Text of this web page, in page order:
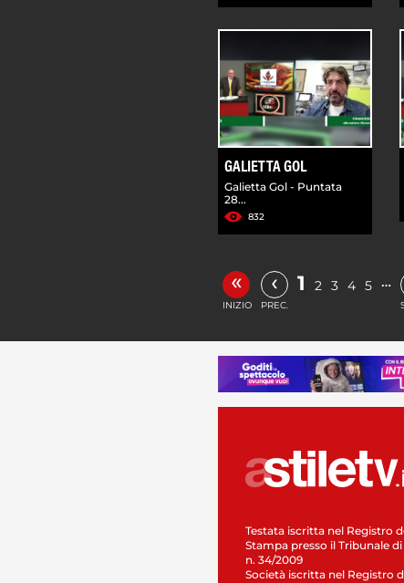
GALIETTA GOL
Galietta Gol - Puntata
28...
832
«
INIZIO
‹
PREC.
1 2 3 4 5 …
Testata iscritta nel Registro
Stampa presso il Tribunale di
n. 34/2009
Società iscritta nel Registro